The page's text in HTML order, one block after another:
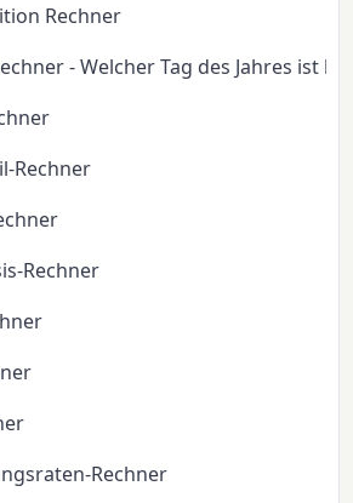
Rechner
- Welcher Tag des Jahres ist
Rechner
Rechner
Rechner